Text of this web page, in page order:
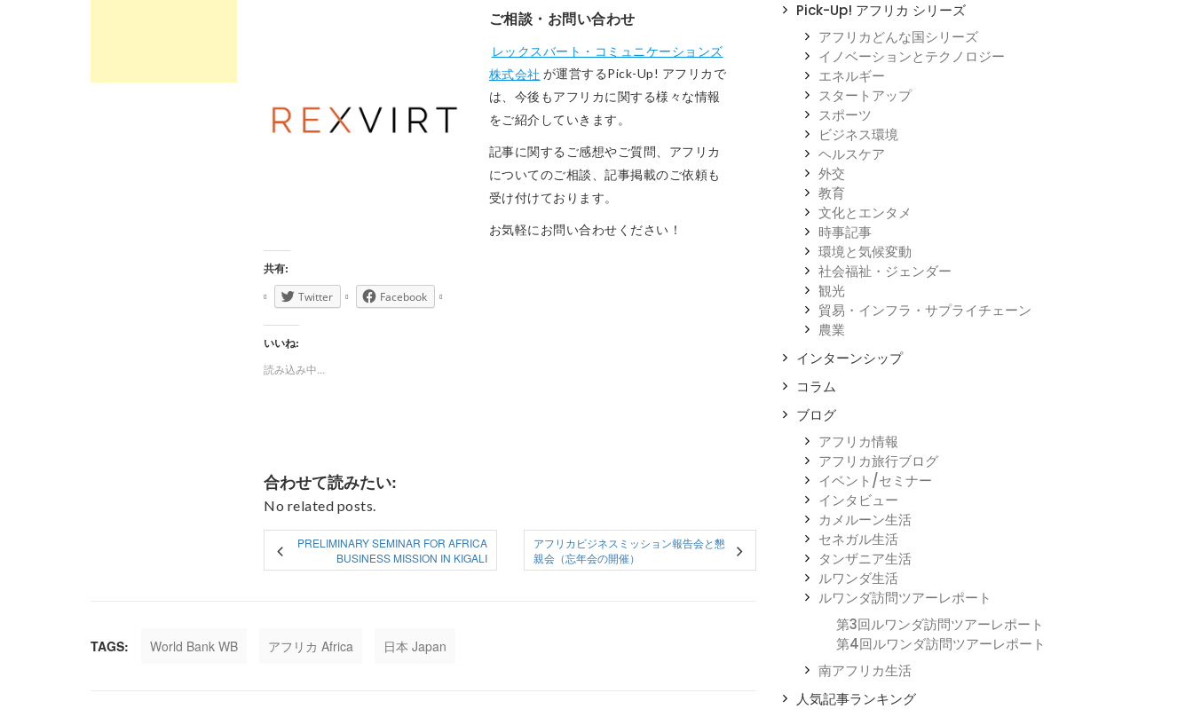
ご相談・お問い合わせ
レックスバート・コミュニケーションズ
株式会社 が運営するPick-Up! アフリカで
は、今後もアフリカに関する様々な情報
をご紹介していきます。
記事に関するご感想やご質問、アフリカ
についてのご相談、記事掲載のご依頼も
受け付けております。
お気軽にお問い合わせください！
共有:
Twitter Facebook
いいね:
読み込み中...
合わせて読みたい:
No related posts.
PRELIMINARY SEMINAR FOR AFRICA
BUSINESS MISSION IN KIGALI
アフリカビジネスミッション報告会と懇
親会（忘年会の開催）
TAGS: World Bank WB アフリカ Africa 日本 Japan
Pick-Up! アフリカ シリーズ
アフリカどんな国シリーズ
イノベーションとテクノロジー
エネルギー
スタートアップ
スポーツ
ビジネス環境
ヘルスケア
外交
教育
文化とエンタメ
時事記事
環境と気候変動
社会福祉・ジェンダー
観光
貿易・インフラ・サプライチェーン
農業
インターンシップ
コラム
ブログ
アフリカ情報
アフリカ旅行ブログ
イベント/セミナー
インタビュー
カメルーン生活
セネガル生活
タンザニア生活
ルワンダ生活
ルワンダ訪問ツアーレポート
第3回ルワンダ訪問ツアーレポート
第4回ルワンダ訪問ツアーレポート
南アフリカ生活
人気記事ランキング